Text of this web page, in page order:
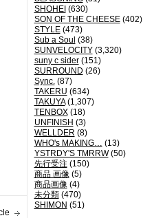
SHOHEI (630)
SON OF THE CHEESE(402)
STYLE(473)
Sub a Soul (38)
SUNVELOCITY(3,320)
suny c sider(151)
SURROUND (26)
Sync.(87)
TAKERU (634)
TAKUYA(1,307)
TENBOX(18)
UNFINISH (3)
WELLDER (8)
WHO's MAKING… (13)
YSTRDY'S TMRRW(50)
先行受注 (150)
商品 画像(5)
商品画像(4)
未分類(470)
SHIMON (51)